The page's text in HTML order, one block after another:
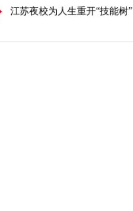
江苏夜校为人生重开“技能树”